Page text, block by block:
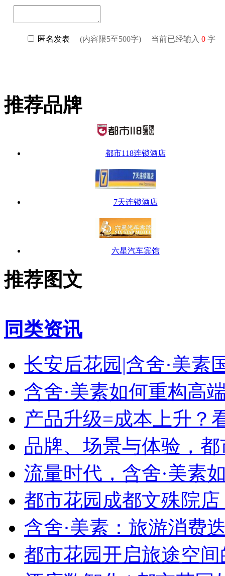
推荐品牌
都市118连锁酒店
7天连锁酒店
六星汽车宾馆
推荐图文
同类资讯
长安后花园|含舍·美素
含舍·美素如何重构高
产品升级=成本上升？
品牌、场景与体验，
流量时代，含舍·美素
都市花园成都文殊院
含舍·美素：旅游消费
都市花园开启旅途空间